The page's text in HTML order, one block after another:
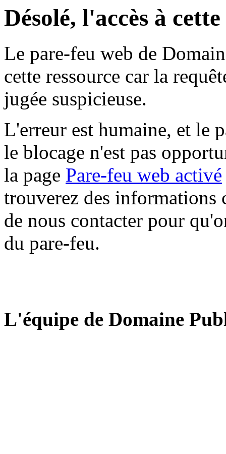
Désolé, l'accès à
Le pare-feu web de
cette ressource car la
jugée suspicieuse.
L'erreur est humaine, et le
le blocage n'est pas
la page Pare-feu web activé
trouverez des informations
de nous contacter pour
du pare-feu.
L'équipe de Domaine